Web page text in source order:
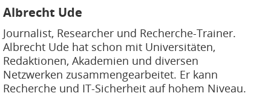
Albrecht Ude
Journalist, Researcher und Recherche-Trainer.
Albrecht Ude hat schon mit Universitäten,
Redaktionen, Akademien und diversen
Netzwerken zusammengearbeitet. Er kann
Recherche und IT-Sicherheit auf hohem Niveau.